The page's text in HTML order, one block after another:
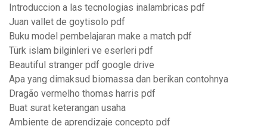
Introduccion a las tecnologias inalambricas pdf
Juan vallet de goytisolo pdf
Buku model pembelajaran make a match pdf
Türk islam bilginleri ve eserleri pdf
Beautiful stranger pdf google drive
Apa yang dimaksud biomassa dan berikan contohnya
Dragão vermelho thomas harris pdf
Buat surat keterangan usaha
Ambiente de aprendizaje concepto pdf